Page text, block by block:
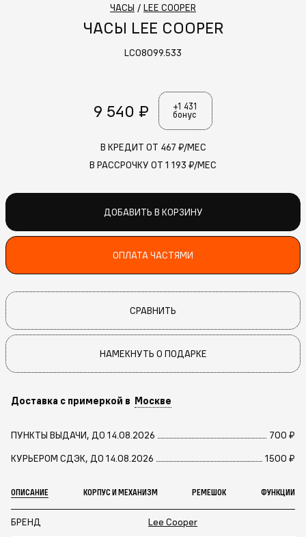
ЧАСЫ / LEE COOPER
ЧАСЫ LEE COOPER
LC08099.533
9 540 ₽
+1 431
бонус
В КРЕДИТ ОТ 467 ₽/МЕС
В РАССРОЧКУ ОТ 1 193 ₽/МЕС
ДОБАВИТЬ В КОРЗИНУ
ОПЛАТА ЧАСТЯМИ
СРАВНИТЬ
НАМЕКНУТЬ О ПОДАРКЕ
Доставка с примеркой в Москве
ПУНКТЫ ВЫДАЧИ, ДО 14.08.2026
700 ₽
КУРЬЕРОМ СДЭК, ДО 14.08.2026
1500 ₽
ОПИСАНИЕ КОРПУС И МЕХАНИЗМ РЕМЕШОК ФУНКЦИИ
БРЕНД Lee Cooper